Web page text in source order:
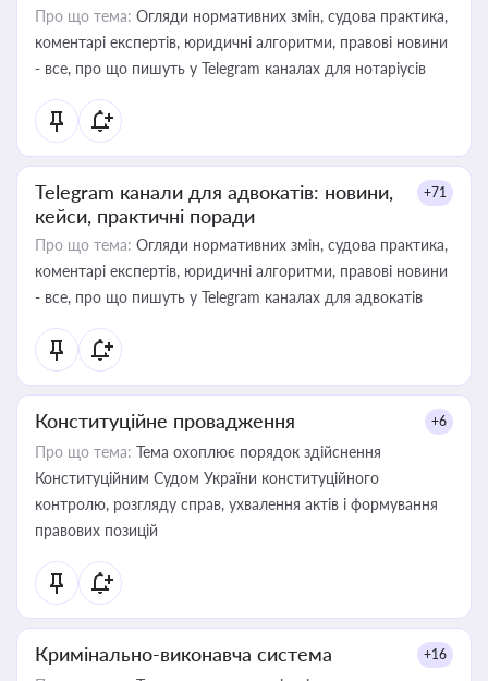
Про що тема: Огляди нормативних змін, судова практика,
коментарі експертів, юридичні алгоритми, правові новини
- все, про що пишуть у Telegram каналах для нотаріусів
Telegram канали для адвокатів: новини,
кейси, практичні поради
+71
Про що тема: Огляди нормативних змін, судова практика,
коментарі експертів, юридичні алгоритми, правові новини
- все, про що пишуть у Telegram каналах для адвокатів
Конституційне провадження +6
Про що тема: Тема охоплює порядок здійснення
Конституційним Судом України конституційного
контролю, розгляду справ, ухвалення актів і формування
правових позицій
Кримінально-виконавча система +16